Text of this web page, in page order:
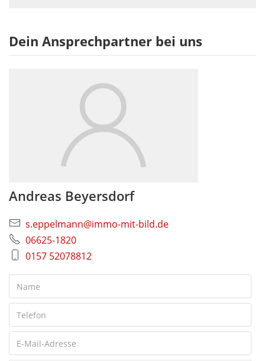
Dein Ansprechpartner bei uns
Andreas Beyersdorf
s.eppelmann@immo-mit-bild.de
06625-1820
0157 52078812